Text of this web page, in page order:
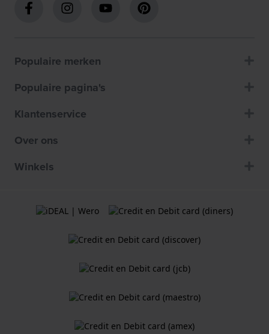
Populaire merken
Populaire pagina's
Klantenservice
Over ons
Winkels